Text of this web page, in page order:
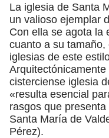
La iglesia de Santa
un valioso ejemplar
Con ella se agota la
cuanto a su
iglesias de este
cisterciense iglesia
«resulta esencial
rasgos que
Santa María de
Pérez).